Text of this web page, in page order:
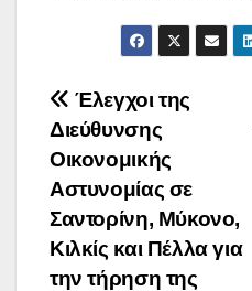
Πλοήγηση
άρθρων
Έλεγχοι της
Διεύθυνσης
Οικονομικής
Αστυνομίας σε
Σαντορίνη, Μύκονο,
Κιλκίς και Πέλλα για
την τήρηση της